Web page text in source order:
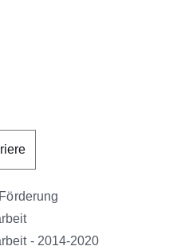
Förderung
- 2014-2020